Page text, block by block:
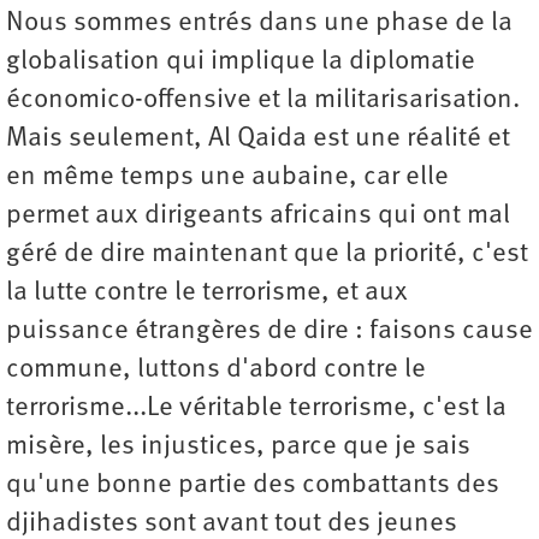
Nous sommes entrés dans une phase de la
globalisation qui implique la diplomatie
économico-offensive et la militarisarisation.
Mais seulement, Al Qaida est une réalité et
en même temps une aubaine, car elle
permet aux dirigeants africains qui ont mal
géré de dire maintenant que la priorité, c'est
la lutte contre le terrorisme, et aux
puissance étrangères de dire : faisons cause
commune, luttons d'abord contre le
terrorisme...Le véritable terrorisme, c'est la
misère, les injustices, parce que je sais
qu'une bonne partie des combattants des
djihadistes sont avant tout des jeunes